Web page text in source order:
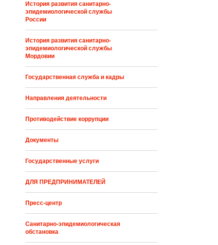
История развития санитарно-
эпидемиологической службы
России
История развития санитарно-
эпидемиологической службы
Мордовии
Государственная служба и кадры
Направления деятельности
Противодействие коррупции
Документы
Государственные услуги
ДЛЯ ПРЕДПРИНИМАТЕЛЕЙ
Пресс-центр
Санитарно-эпидемиологическая
обстановка